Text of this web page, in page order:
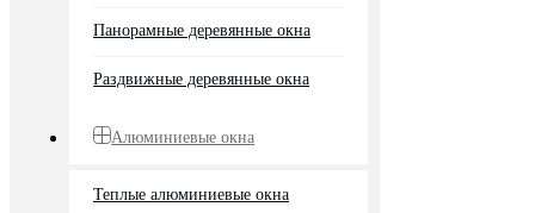
Панорамные деревянные окна
Раздвижные деревянные окна
Алюминиевые окна
Теплые алюминиевые окна